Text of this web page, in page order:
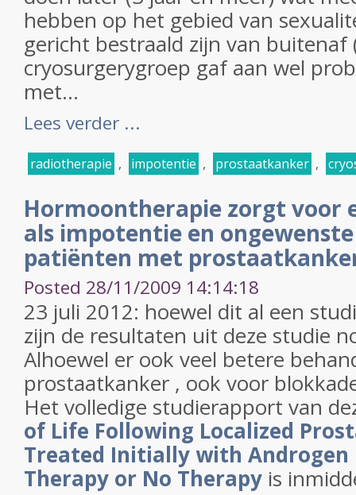
hebben op het gebied van
gericht bestraald zijn van buitenaf
cryosurgerygroep gaf aan wel
met...
Lees verder ...
radiotherapie , impotentie , prostaatkanker ,
Hormoontherapie zorgt voor
als impotentie en
patiënten met
Posted 28/11/2009 14:14:18
23 juli 2012: hoewel dit al een
zijn de resultaten uit deze studie
Alhoewel er ook veel betere
prostaatkanker , ook voor
Het volledige studierapport van
of Life Following Localized
Treated Initially with
Therapy or No Therapy is